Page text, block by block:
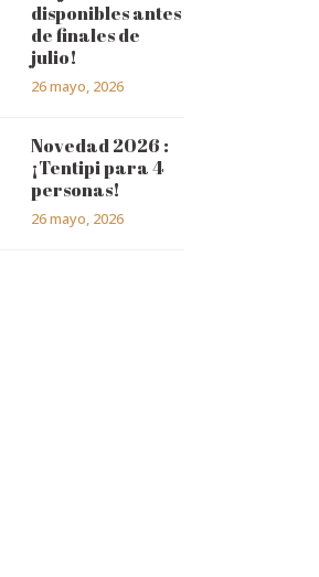
disponibles antes
de finales de
julio!
26 mayo, 2026
Novedad 2026 :
¡Tentipi para 4
personas!
26 mayo, 2026